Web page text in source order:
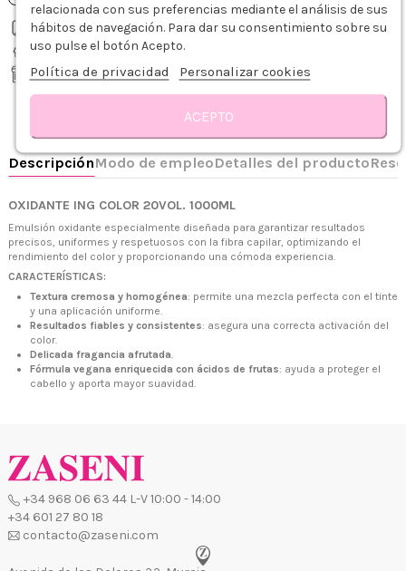
Envío gratis desde 75€
Recíbelo de 1-3 días hábiles
Recogida gratis en tienda
Consultar disponibilidad en tienda
Descripción Modo de empleoDetalles del productoReseñas
OXIDANTE ING COLOR 20VOL. 1000ML
Emulsión oxidante especialmente diseñada para garantizar resultados
precisos, uniformes y respetuosos con la fibra capilar, optimizando el
rendimiento del color y proporcionando una cómoda experiencia.
CARACTERÍSTICAS:
Textura cremosa y homogénea: permite una mezcla perfecta con el tinte
y una aplicación uniforme.
Resultados fiables y consistentes: asegura una correcta activación del
color.
Delicada fragancia afrutada.
Fórmula vegana enriquecida con ácidos de frutas: ayuda a proteger el
cabello y aporta mayor suavidad.
+34 968 06 63 44L-V 10:00 - 14:00
+34 601 27 80 18
contacto@zaseni.com
Avenida de los Dolores 32, Murcia
relacionada con sus preferencias mediante el análisis de sus
hábitos de navegación. Para dar su consentimiento sobre su
uso pulse el botón Acepto.
Política de privacidad Personalizar cookies
ACEPTO